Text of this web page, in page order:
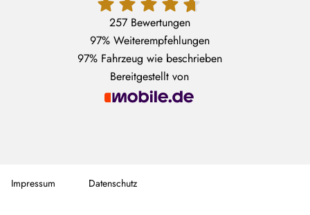
257 Bewertungen
97%Weiterempfehlungen
97%Fahrzeug wie beschrieben
Bereitgestellt von
Impressum Datenschutz